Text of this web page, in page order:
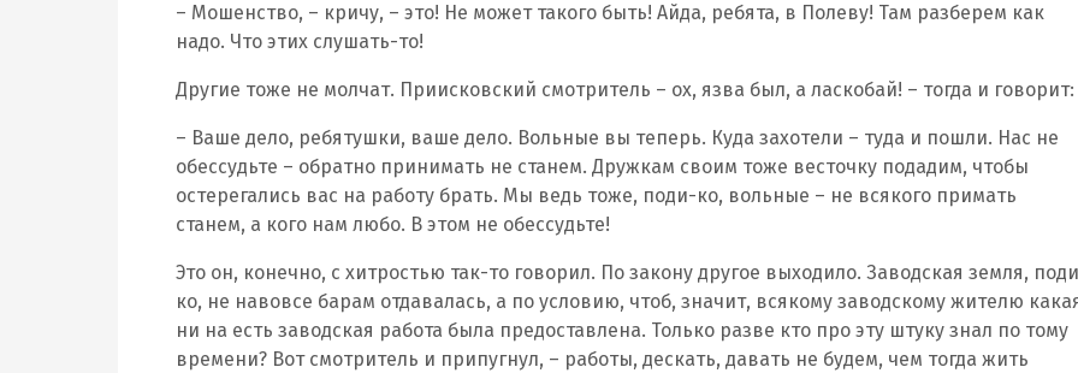
– Мошенство, – кричу, – это! Не может такого быть! Айда, ребята, в Полеву! Там разберем как
надо. Что этих слушать-то!
Другие тоже не молчат. Приисковский смотритель – ох, язва был, а ласкобай! – тогда и говорит:
– Ваше дело, ребятушки, ваше дело. Вольные вы теперь. Куда захотели – туда и пошли. Нас не
обессудьте – обратно принимать не станем. Дружкам своим тоже весточку подадим, чтобы
остерегались вас на работу брать. Мы ведь тоже, поди-ко, вольные – не всякого примать
станем, а кого нам любо. В этом не обессудьте!
Это он, конечно, с хитростью так-то говорил. По закону другое выходило. Заводская земля,
ко, не навовсе барам отдавалась, а по условию, чтоб, значит, всякому заводскому жителю
ни на есть заводская работа была предоставлена. Только разве кто про эту штуку знал по тому
времени? Вот смотритель и припугнул, – работы, дескать, давать не будем, чем тогда жить